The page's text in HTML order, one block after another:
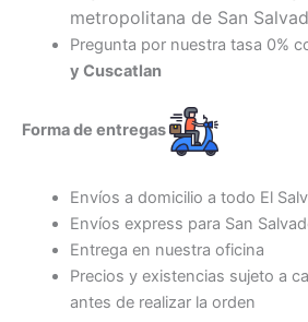
metropolitana de San
Pregunta por nuestra tasa 0%
y Cuscatlan
Forma de entregas
Envíos a domicilio a todo El
Envíos express para San
Entrega en nuestra oficina
Precios y existencias sujeto a
antes de realizar la orden